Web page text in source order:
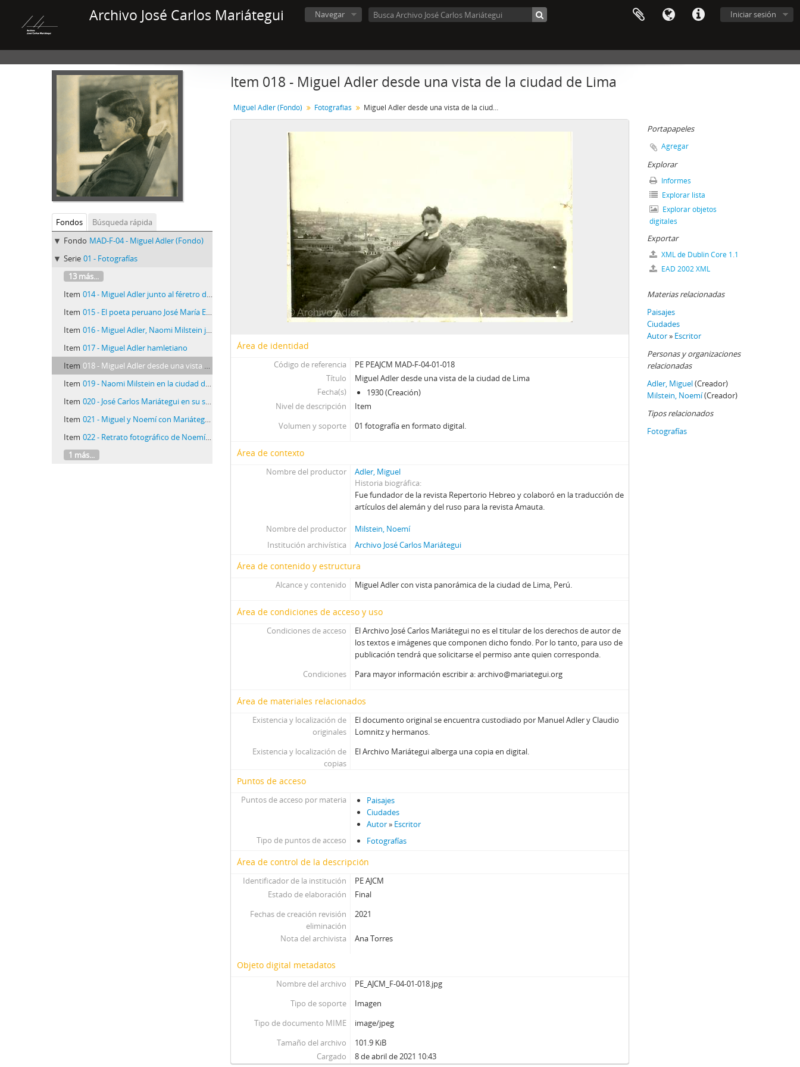
Archivo José Carlos Mariátegui Iniciar sesión
Navegar
Fondos
Búsqueda rápida
Fondo MAD-F-04 - Miguel Adler (Fondo)
Serie 01 - Fotografías
13 más...
Item 014 - Miguel Adler junto al féretro de José Carlos Mariátegui
Item 015 - El poeta peruano José María Eguren
Item 016 - Miguel Adler, Naomi Milstein junto a otros amigos
Item 017 - Miguel Adler hamletiano
Item 018 - Miguel Adler desde una vista de la ciudad de Lima
Item 019 - Naomi Milstein en la ciudad de Huancayo
Item 020 - José Carlos Mariátegui en su silla de ruedas en el bosque Matamula
Item 021 - Miguel y Noemí con Mariátegui y otros amigos en el Bosque Matamula (V)
Item 022 - Retrato fotográfico de Noemí Milstein uniformada
1 más...
Item 018 - Miguel Adler desde una vista de la ciudad de Lima
Miguel Adler (Fondo) Fotografías Miguel Adler desde una vista de la ciudad de Lima
Área de identidad
Código de referencia
PE PEAJCM MAD-F-04-01-018
Título
Miguel Adler desde una vista de la ciudad de Lima
Fecha(s)
1930 (Creación)
Nivel de descripción
Item
Volumen y soporte
01 fotografía en formato digital.
Área de contexto
Nombre del productor
Adler, Miguel
Historia biográfica
Fue fundador de la revista Repertorio Hebreo y colaboró en la traducción de
artículos del alemán y del ruso para la revista Amauta.
Nombre del productor
Milstein, Noemí
Institución archivística
Archivo José Carlos Mariátegui
Área de contenido y estructura
Alcance y contenido Miguel Adler con vista panorámica de la ciudad de Lima, Perú.
Área de condiciones de acceso y uso
Condiciones de acceso
El Archivo José Carlos Mariátegui no es el titular de los derechos de autor de
los textos e imágenes que componen dicho fondo. Por lo tanto, para uso de
publicación tendrá que solicitarse el permiso ante quien corresponda.
Condiciones
Para mayor información escribir a: archivo@mariategui.org
Área de materiales relacionados
Existencia y localización de
originales
El documento original se encuentra custodiado por Manuel Adler y Claudio
Lomnitz y hermanos.
Existencia y localización de
copias
El Archivo Mariátegui alberga una copia en digital.
Puntos de acceso
Puntos de acceso por materia
Paisajes
Ciudades
Autor» Escritor
Tipo de puntos de acceso
Fotografías
Área de control de la descripción
Identificador de la institución
PE AJCM
Estado de elaboración
Final
Fechas de creación revisión
eliminación
2021
Nota del archivista Ana Torres
Objeto digital metadatos
Nombre del archivo
PE_AJCM_F-04-01-018.jpg
Tipo de soporte
Imagen
Tipo de documento MIME
image/jpeg
Tamaño del archivo
101.9 KiB
Cargado
8 de abril de 2021 10:43
Portapapeles
Agregar
Explorar
Informes
Explorar lista
Explorar objetos
digitales
Exportar
XML de Dublin Core 1.1
EAD 2002 XML
Materias relacionadas
Paisajes
Ciudades
Autor» Escritor
Personas y organizaciones
relacionadas
Adler, Miguel(Creador)
Milstein, Noemí(Creador)
Tipos relacionados
Fotografías